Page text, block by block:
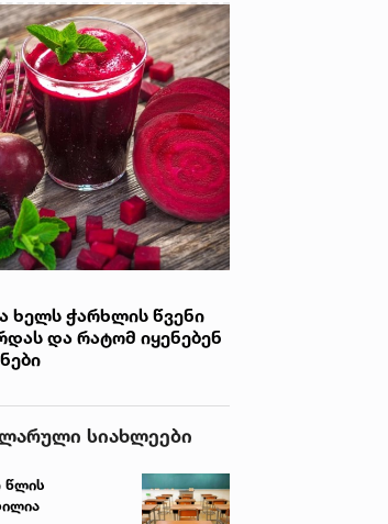
და სხვა ისეთი
რომელზედაც
არ შეიძლებოდა -
ხელს ჭარხლის წვენი
და რატომ იყენებენ
სიახლეები
წლის